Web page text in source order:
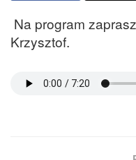
Na program
Krzysztof.